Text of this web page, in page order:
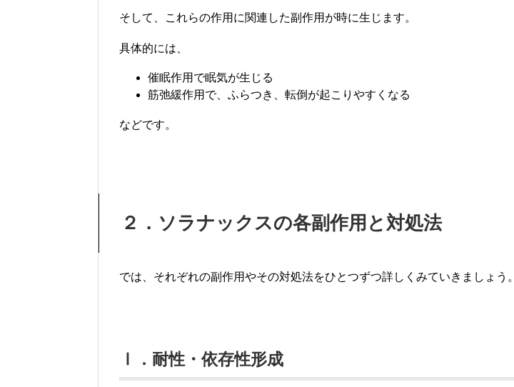
そして、これらの作用に関連した副作用が時に生じます。
具体的には、
催眠作用で眠気が生じる
筋弛緩作用で、ふらつき、転倒が起こりやすくなる
などです。
２．ソラナックスの各副作用と対処法
では、それぞれの副作用やその対処法をひとつずつ詳しくみていきましょう。
Ⅰ．耐性・依存性形成